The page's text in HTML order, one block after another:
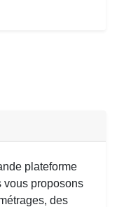
plateforme
vous proposons
des